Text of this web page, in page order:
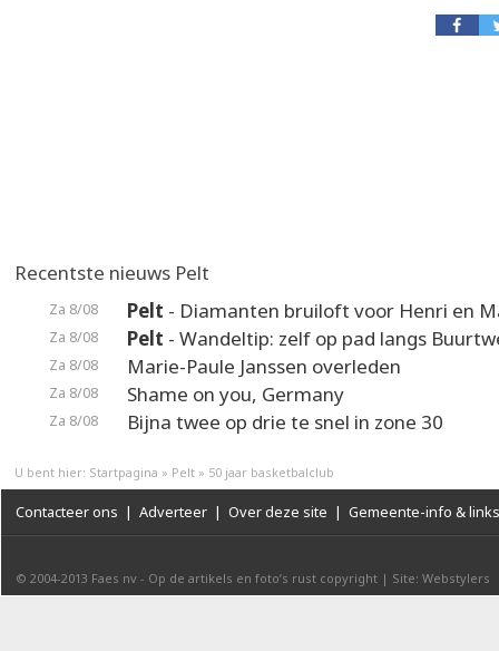
Recentste nieuws Pelt
Za 8/08 Pelt - Diamanten bruiloft voor Henri en
Za 8/08 Pelt - Wandeltip: zelf op pad langs
Za 8/08 Marie-Paule Janssen overleden
Za 8/08 Shame on you, Germany
Za 8/08 Bijna twee op drie te snel in zone 30
U bent hier: Startpagina » Pelt » 50 jaar basketbalclub
Contacteer ons | Adverteer | Over deze site | Gemeente-info & links
© 2004-2013 Faes nv - Op de artikels en foto’s rust copyright | Site: Webstylers